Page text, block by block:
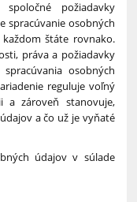
požiadavky
spracúvanie osobných
štáte rovnako.
práva a požiadavky
osobných
reguluje voľný
a zároveň stanovuje,
a čo už je vyňaté
údajov v súlade